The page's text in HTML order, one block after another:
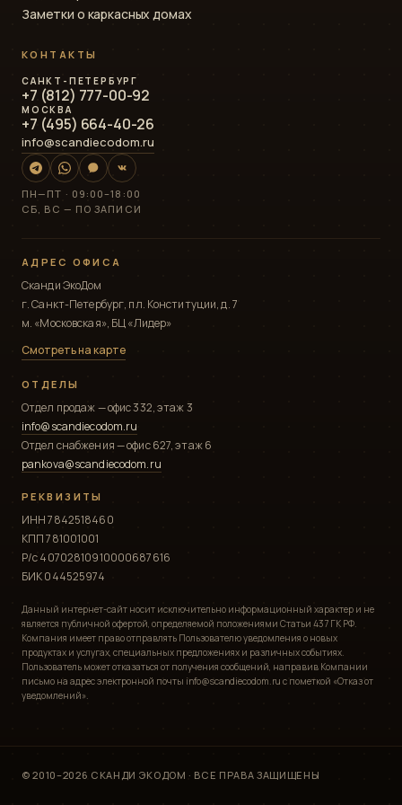
Заметки о каркасных домах
КОНТАКТЫ
САНКТ-ПЕТЕРБУРГ
+7 (812) 777-00-92
МОСКВА
+7 (495) 664-40-26
info@scandiecodom.ru
ПН—ПТ · 09:00–18:00
СБ, ВС — ПО ЗАПИСИ
АДРЕС ОФИСА
Сканди ЭкоДом
г. Санкт-Петербург, пл. Конституции, д. 7
м. «Московская», БЦ «Лидер»
Смотреть на карте
ОТДЕЛЫ
Отдел продаж — офис 332, этаж 3
info@scandiecodom.ru
Отдел снабжения — офис 627, этаж 6
pankova@scandiecodom.ru
РЕКВИЗИТЫ
ИНН 7842518460
КПП 781001001
Р/с 40702810910000687616
БИК 044525974
Данный интернет-сайт носит исключительно информационный характер и не
является публичной офертой, определяемой положениями Статьи 437 ГК РФ.
Компания имеет право отправлять Пользователю уведомления о новых
продуктах и услугах, специальных предложениях и различных событиях.
Пользователь может отказаться от получения сообщений, направив Компании
письмо на адрес электронной почты info@scandiecodom.ru с пометкой «Отказ от
уведомлений».
© 2010–2026 СКАНДИ ЭКОДОМ · ВСЕ ПРАВА ЗАЩИЩЕНЫ